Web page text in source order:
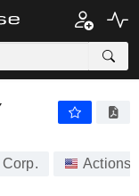
Actions